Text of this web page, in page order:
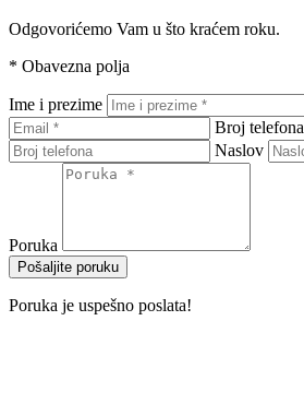
Odgovorićemo Vam u što kraćem roku.
* Obavezna polja
Ime i prezime
Broj telefona
Naslov
Poruka
Pošaljite poruku
Poruka je uspešno poslata!